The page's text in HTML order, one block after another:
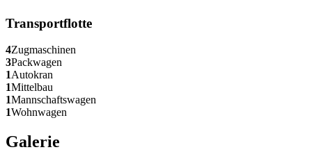
Transportflotte
4Zugmaschinen
3Packwagen
1Autokran
1Mittelbau
1Mannschaftswagen
1Wohnwagen
Galerie